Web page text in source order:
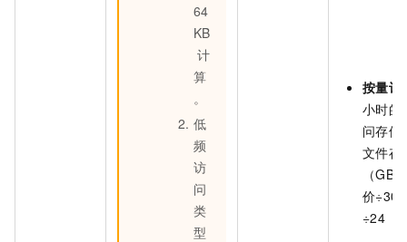
64
KB
计
算
。
低
频
访
问
类
型
按量计
小时的
问存储
文件存
（GB
价÷30
÷24（